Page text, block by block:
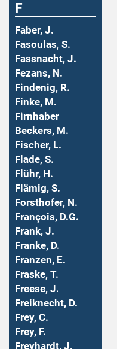
F
Faber, J.
Fasoulas, S.
Fassnacht, J.
Fezans, N.
Findenig, R.
Finke, M.
Firnhaber
Beckers, M.
Fischer, L.
Flade, S.
Flühr, H.
Flämig, S.
Forsthofer, N.
François, D.G.
Frank, J.
Franke, D.
Franzen, E.
Fraske, T.
Freese, J.
Freiknecht, D.
Frey, C.
Frey, F.
Freyhardt, J.